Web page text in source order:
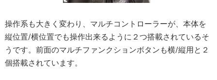
操作系も大きく変わり、マルチコントローラーが、本体を
縦位置/横位置でも操作出来るように２つ搭載されているそ
うです。前面のマルチファンクションボタンも横/縦用と２
個搭載されています。